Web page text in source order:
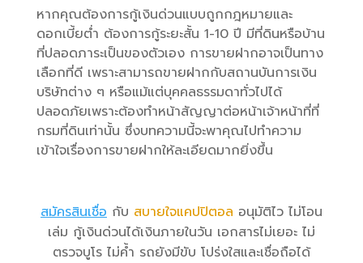
หากคุณต้องการกู้เงินด่วนแบบถูกกฎหมายและ
ดอกเบี้ยต่ำ ต้องการกู้ระยะสั้น 1-10 ปี มีที่ดินหรือบ้าน
ที่ปลอดภาระเป็นของตัวเอง การขายฝากอาจเป็นทาง
เลือกที่ดี เพราะสามารถขายฝากกับสถานบันการเงิน
บริษัทต่าง ๆ หรือแม้แต่บุคคลธรรมดาทั่วไปได้
ปลอดภัยเพราะต้องทำหน้าสัญญาต่อหน้าเจ้าหน้าที่ที่
กรมที่ดินเท่านั้น ซึ่งบทความนี้จะพาคุณไปทำความ
เข้าใจเรื่องการขายฝากให้ละเอียดมากยิ่งขึ้น
สมัครสินเชื่อกับ สบายใจแคปปิตอล อนุมัติไว ไม่โอน
เล่ม กู้เงินด่วนได้เงินภายในวัน เอกสารไม่เยอะ ไม่
ตรวจบูโร ไม่ค้ำ รถยังมีขับ โปร่งใสและเชื่อถือได้